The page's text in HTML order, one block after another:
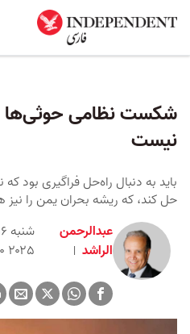
شکست نظامی حوثی‌ها
نیست
باید به دنبال راه‌حل فراگیری بود
حل کند، که ریشه بحران یمن را
عبدالرحمن
الراشد
۲۰۲۵ ۷:۳۰